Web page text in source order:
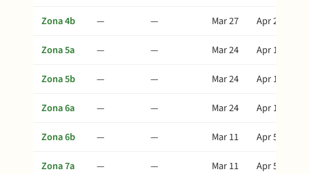
Zona 4b
— — Mar 27
Apr 21
Zona 5a
— — Mar 24
Apr 18
Zona 5b
— — Mar 24
Apr 18
Zona 6a
— — Mar 24
Apr 18
Zona 6b
— — Mar 11
Apr 5
Zona 7a
— — Mar 11
Apr 5